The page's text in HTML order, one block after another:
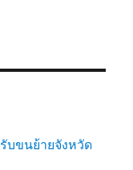
รับขนย้ายจังหวัด